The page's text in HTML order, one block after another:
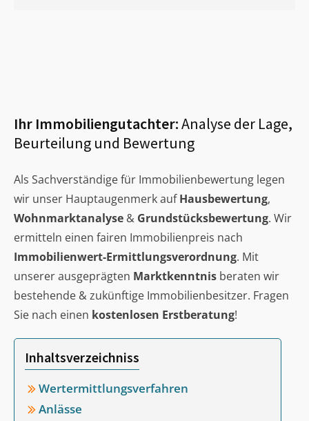
Ihr Immobiliengutachter:Analyse der Lage,
Beurteilung und Bewertung
Als Sachverständige für Immobilienbewertung legen
wir unser Hauptaugenmerk aufHausbewertung,
Wohnmarktanalyse & Grundstücksbewertung. Wir
ermitteln einen fairen Immobilienpreis nach
Immobilienwert-Ermittlungsverordnung. Mit
unserer ausgeprägten Marktkenntnis beraten wir
bestehende & zukünftige Immobilienbesitzer. Fragen
Sie nach einen kostenlosen Erstberatung!
Inhaltsverzeichniss
Wertermittlungsverfahren
Anlässe